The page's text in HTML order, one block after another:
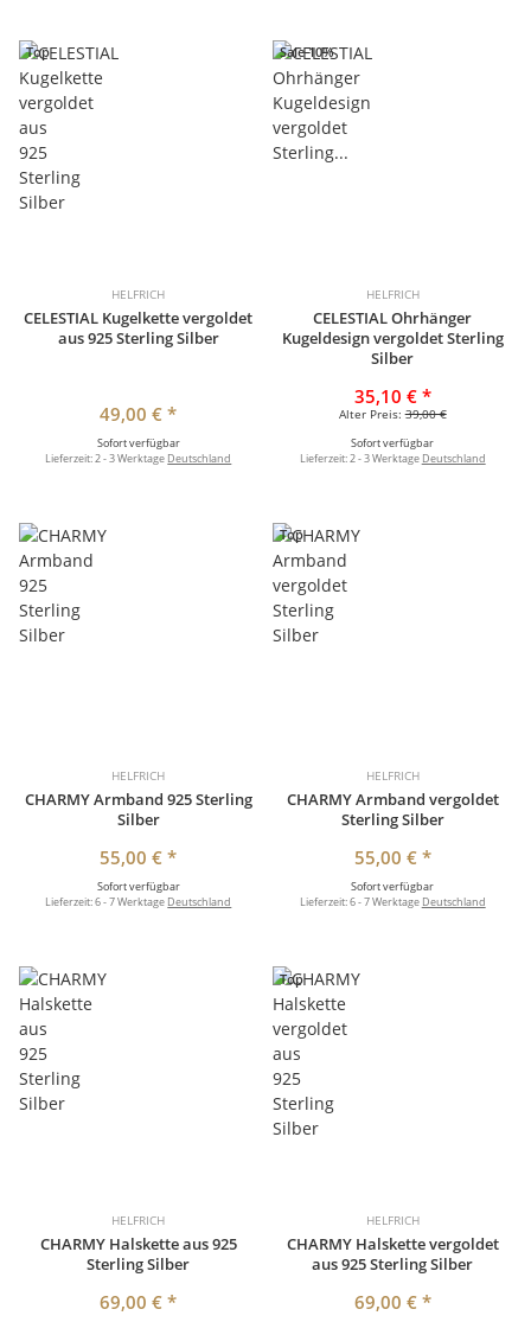
Top
HELFRICH
CELESTIAL Kugelkette vergoldet
aus 925 Sterling Silber
49,00 €*
Sofort verfügbar
Lieferzeit:2 - 3 Werktage Deutschland
Sale 10%
HELFRICH
CELESTIAL Ohrhänger
Kugeldesign vergoldet Sterling
Silber
35,10 € *
Alter Preis:39,00 €
Sofort verfügbar
Lieferzeit:2 - 3 Werktage Deutschland
HELFRICH
CHARMY Armband 925 Sterling
Silber
55,00 €*
Sofort verfügbar
Lieferzeit:6 - 7 Werktage Deutschland
Top
HELFRICH
CHARMY Armband vergoldet
Sterling Silber
55,00 € *
Sofort verfügbar
Lieferzeit:6 - 7 Werktage Deutschland
HELFRICH
CHARMY Halskette aus 925
Sterling Silber
69,00 €*
Top
HELFRICH
CHARMY Halskette vergoldet
aus 925 Sterling Silber
69,00 € *